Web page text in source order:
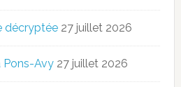
décryptée 27 juillet 2026
Pons-Avy 27 juillet 2026